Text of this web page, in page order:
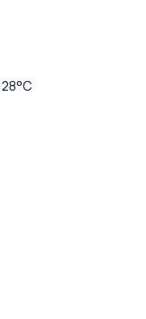
28°C